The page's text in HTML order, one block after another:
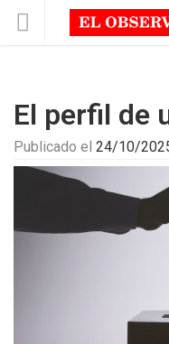
El perfil de
Publicado el 24/10/